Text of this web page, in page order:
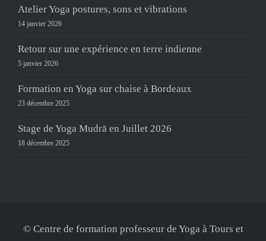
Atelier Yoga postures, sons et vibrations
14 janvier 2026
Retour sur une expérience en terre indienne
5 janvier 2026
Formation en Yoga sur chaise à Bordeaux
23 décembre 2025
Stage de Yoga Mudrā en Juillet 2026
18 décembre 2025
© Centre de formation professeur de Yoga à Tours et